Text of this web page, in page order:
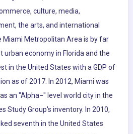
culture, media,
the arts, and international
Miami Metropolitan Area is by far
urban economy in Florida and the
in the United States with a GDP of
as of 2017. In 2012, Miami was
an "Alpha−" level world city in the
Study Group's inventory. In 2010,
seventh in the United States